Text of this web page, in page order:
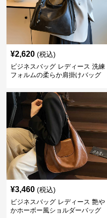
¥2,620 (税込)
ビジネスバッグ レディース 洗練
フォルムの柔らか肩掛けバッグ
¥3,460 (税込)
ビジネスバッグ レディース 艶や
かホーボー風ショルダーバッグ